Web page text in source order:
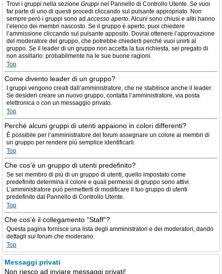
Trovi i gruppi nella sezione Gruppi nel Pannello di Controllo Utente. Se vuoi
far parte di uno di questi procedi cliccando sul pulsante appropriato. Non
sempre però i gruppi sono ad accesso aperto. Alcuni sono chiusi e altri hanno
l’elenco dei membri nascosto. Se il gruppo è aperto, puoi chiedere
l’ammissione cliccando sul pulsante apposito. Dovrai ottenere l’approvazione
del moderatore del gruppo, che potrebbe chiederti perché vuoi unirti al
gruppo. Se il leader di un gruppo non accetta la tua richiesta, sei pregato di
non assillarlo: probabilmente ha le sue buone ragioni.
Top
Come divento leader di un gruppo?
I gruppi vengono creati dall’amministratore, che ne stabilisce anche il leader.
Se desideri creare un nuovo gruppo, contatta l’amministratore, via posta
elettronica o con un messaggio privato.
Top
Perché alcuni gruppi di utenti appaiono in colori differenti?
È possibile per l’amministratore del forum assegnare un colore ai membri di
un gruppo per rendere più semplice identificarli.
Top
Che cos’è un gruppo di utenti predefinito?
Se sei membro di più di un gruppo di utenti, quello impostato come
predefinito determina il colore e quali permessi di gruppo sono attivi.
L’amministratore può permetterti di modificare il tuo gruppo di utenti
predefinito dal Pannello di Controllo Utente.
Top
Che cos’è il collegamento “Staff”?
Questa pagina fornisce una lista degli amministratori e dei moderatori, dando
dettagli sui forum che moderano.
Top
Messaggi privati
Non riesco ad inviare messaggi privati!